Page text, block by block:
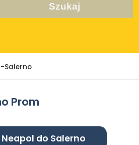
Szukaj
Salerno
Prom
do Salerno